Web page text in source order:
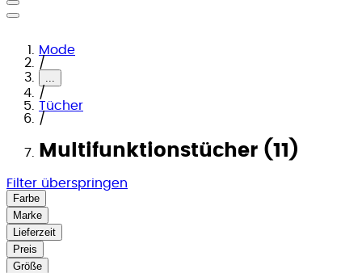
Mode
/
...
/
Tücher
/
Multifunktionstücher (11)
Filter überspringen
Farbe
Marke
Lieferzeit
Preis
Größe